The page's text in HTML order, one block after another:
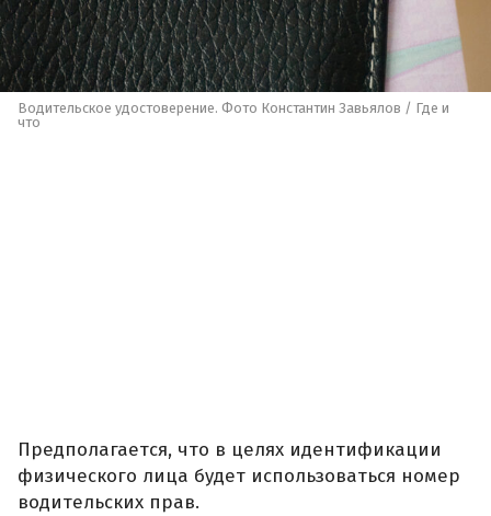
Водительское удостоверение. Фото Константин Завьялов / Где и
что
Предполагается, что в целях идентификации
физического лица будет использоваться номер
водительских прав.